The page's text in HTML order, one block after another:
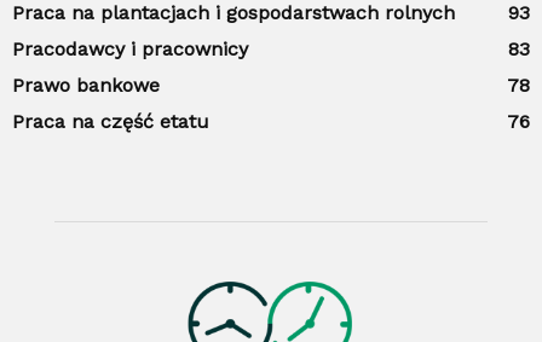
Praca na plantacjach i gospodarstwach rolnych
93
Pracodawcy i pracownicy
83
Prawo bankowe
78
Praca na część etatu
76